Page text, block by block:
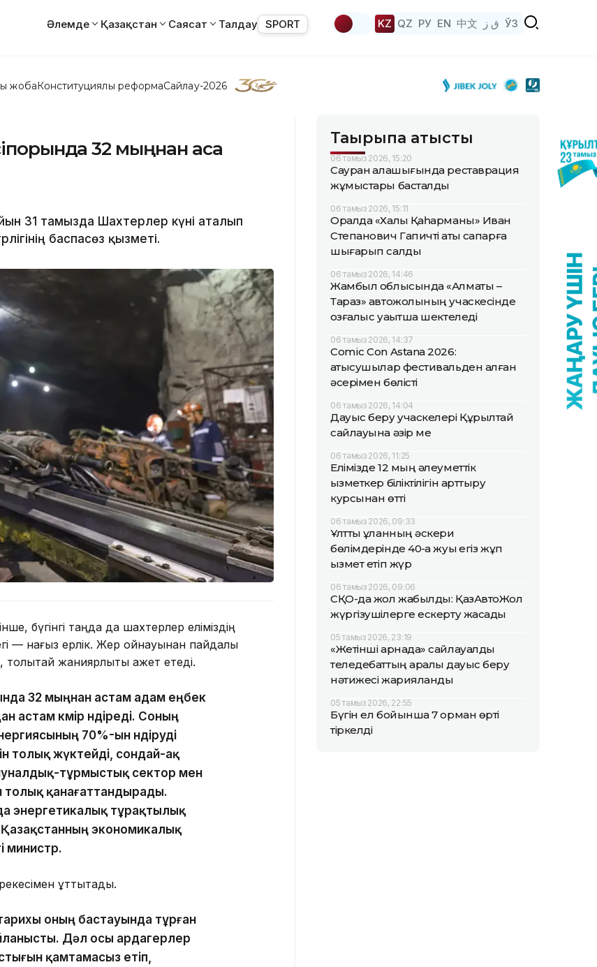
Әлемде Қазақстан Саясат Талдау SPORT KZ QZ РУ EN 中文 ق ز ЎЗ
жобаКонституциялық реформаСайлау-2026
32 мыңнан аса
31 тамызда Шахтерлер күні аталып
баспасөз қызметі.
бүгінгі таңда да шахтерлер еліміздің
— нағыз ерлік. Жер қойнауынан пайдалы
жанқиярлықты қажет етеді.
32 мыңнан астам адам еңбек
астам көмір өндіреді. Соның
70%-ын өндіруді
толық жүктейді, сондай-ақ
тұрмыстық сектор мен
толық қанағаттандырады.
энергетикалық тұрақтылық
Қазақстанның экономикалық
министр.
құттықтады.
тарихы оның бастауында тұрған
Дәл осы ардагерлер
қамтамасыз етіп,
Тақырыпқа қатысты
06 тамыз 2026, 15:20
Сауран қалашығында реставрация
жұмыстары басталды
06 тамыз 2026, 15:11
Оралда «Халық Қаһарманы» Иван
Степанович Гапичті ақтық сапарға
шығарып салды
06 тамыз 2026, 14:46
Жамбыл облысында «Алматы –
Тараз» автожолының учаскесінде
қозғалыс уақытша шектеледі
06 тамыз 2026, 14:37
Comic Con Astana 2026:
қатысушылар фестивальден алған
әсерімен бөлісті
06 тамыз 2026, 14:04
Дауыс беру учаскелері Құрылтай
сайлауына әзір ме
06 тамыз 2026, 11:25
Елімізде 12 мың әлеуметтік
қызметкер біліктілігін арттыру
курсынан өтті
06 тамыз 2026, 09:33
Ұлттық ұланның әскери
бөлімдерінде 40-қа жуық егіз жұп
қызмет етіп жүр
06 тамыз 2026, 09:06
СҚО-да жол жабылды: ҚазАвтоЖол
жүргізушілерге ескерту жасады
05 тамыз 2026, 23:19
«Жетінші арнада» сайлауалды
теледебаттың аралық дауыс беру
нәтижесі жарияланды
05 тамыз 2026, 22:55
Бүгін ел бойынша 7 орман өрті
тіркелді